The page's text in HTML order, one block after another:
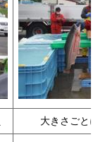
大きさごと